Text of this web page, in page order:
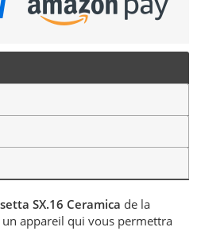
SX.16 Ceramica de la
un appareil qui vous permettra